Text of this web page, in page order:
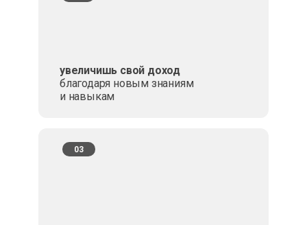
увеличишь свой доход
благодаря новым знаниям
и навыкам
03